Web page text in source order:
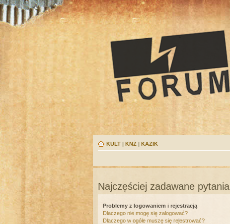
KULT | KNŻ | KAZIK
Najczęściej zadawane pytania
Problemy z logowaniem i rejestracją
Dlaczego nie mogę się zalogować?
Dlaczego w ogóle muszę się rejestrować?